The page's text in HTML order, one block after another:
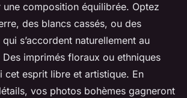
une composition équilibrée. Optez
des blancs cassés, ou des
s’accordent naturellement au
imprimés floraux ou ethniques
cet esprit libre et artistique. En
vos photos bohèmes gagneront